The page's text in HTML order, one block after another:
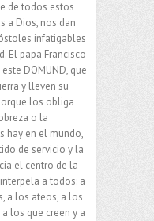
de todos estos
a Dios, nos dan
infatigables
El papa Francisco
DOMUND, que
y lleven su
los obliga
o la
hay en el mundo,
de servicio y la
el centro de la
a todos: a
a los ateos, a los
los que creen y a